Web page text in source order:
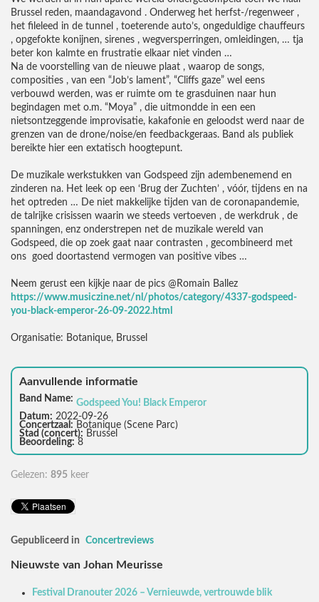
Brussel reden, maandagavond . Onderweg het herfst-/regenweer ,
het fileleed in de tunnel , toeterende auto’s, ongeduldige chauffeurs
, opgefokte konijnen, sirenes , wegversperringen, omleidingen, … tja
beter kon kalmte en frustratie elkaar niet vinden …
Na de voorstelling van de nieuwe plaat , waarop de songs,
composities , van een “Job’s lament”, “Cliffs gaze” wel eens
verbouwd werden, was er ruimte om te grasduinen naar hun
begindagen met o.m. “Moya” , die uitmondde in een een
nietsontzeggende improvisatie, kakafonie en geloodst werd naar de
grenzen van de drone/noise/en feedbackgeraas. Band als publiek
bereikte hier een extatisch hoogtepunt.
De muzikale werkstukken van Godspeed zijn adembenemend en
zinderen na. Het leek op een ‘Brug der Zuchten’ , vóór, tijdens en na
het optreden … De niet makkelijke tijden van de coronapandemie,
de talrijke crisissen waarin we steeds vertoeven , de werkdruk , de
spanningen, enz onderstrepen net de muzikale wereld van
Godspeed, die op zoek gaat naar contrasten , gecombineerd met
ons goed doortastend vermogen van positive vibes …
Neem gerust een kijkje naar de pics @Romain Ballez
https://www.musiczine.net/nl/photos/category/4337-godspeed-
you-black-emperor-26-09-2022.html
Organisatie: Botanique, Brussel
Aanvullende informatie
Band Name: Godspeed You! Black Emperor
Datum: 2022-09-26
Concertzaal: Botanique (Scene Parc)
Stad (concert): Brussel
Beoordeling: 8
Gelezen: 895 keer
Gepubliceerd in Concertreviews
Nieuwste van Johan Meurisse
Festival Dranouter 2026 – Vernieuwde, vertrouwde blik